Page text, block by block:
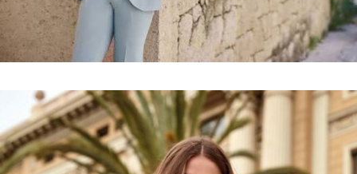
Collection
costumes